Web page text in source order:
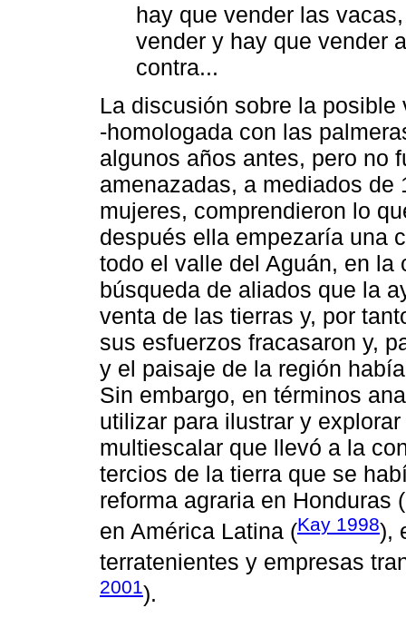
hay que vender las
vender y hay que vender
contra...
La discusión sobre la
-homologada con las
algunos años antes, pero no
amenazadas, a mediados
mujeres, comprendieron lo
después ella empezaría una
todo el valle del Aguán, en la
búsqueda de aliados que la
venta de las tierras y, por
sus esfuerzos fracasaron y,
y el paisaje de la región
Sin embargo, en términos
utilizar para ilustrar y
multiescalar que llevó a la
tercios de la tierra que se
reforma agraria en Honduras
en América Latina (Kay 1998),
terratenientes y empresas
2001).